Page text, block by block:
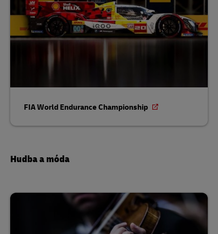
FIA World Endurance Championship
Hudba a móda